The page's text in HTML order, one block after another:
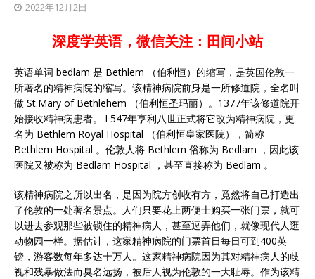
2022年12月2日
深度学英语，微信关注：田间小站
英语单词 bedlam 是 Bethlem （伯利恒）的缩写，是英国伦敦一
所著名的精神病院的缩写。该精神病院前身是一所修道院，全名叫
做 St.Mary of Bethlehem （伯利恒圣玛丽）。1377年该修道院开
始接收精神病患者。 l 547年亨利八世正式将它改为精神病院，更
名为 Bethlem Royal Hospital （伯利恒皇家医院），简称
Bethlem Hospital 。伦敦人将 Bethlem 俗称为 Bedlam ，因此该
医院又被称为 Bedlam Hospital ，甚至直接称为 Bedlam 。
该精神病院之所以出名，是因为院方创收有方，竟然将自己打造出
了伦敦的一处著名景点。人们只要花上两便士购买一张门票，就可
以进去参观那些被锁住的精神病人，甚至逗弄他们，就像现代人逛
动物园一样。据估计，这家精神病院的门票首日每日可到400英
镑，游客数每年多达十万人。这家精神病院因为其对精神病人的歧
视和残暴做法而臭名远扬，被后人视为伦敦的一大耻辱。作为该精